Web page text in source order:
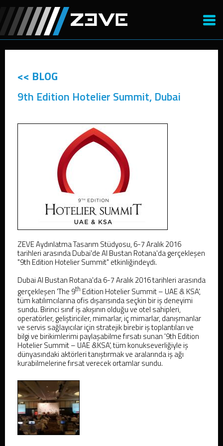
<< BLOG
9th Edition Hotelier Summit, Dubai
ZEVE Aydınlatma Tasarım Stüdyosu, 6-7 Aralık 2016
tarihleri arasında Dubai'de Al Bustan Rotana'da gerçekleşen
"9th Edition Hotelier Summit" etkinliğindeydi.
Dubai Al Bustan Rotana'da 6-7 Aralık 2016 tarihleri arasında
gerçekleşen 'The 9th Edition Hotelier Summit – UAE & KSA',
tüm katılımcılarına ofis dışarısında seçkin bir iş deneyimi
sundu. Birinci sınıf iş akışının olduğu ve otel sahipleri,
operatörler, geliştiriciler, mimarlar, iç mimarlar, danışmanlar
ve servis sağlayıcılar için stratejik birebir iş toplantıları ve
bilgi ve birikimlerimi paylaşabilme fırsatı sunan '9th Edition
Hotelier Summit – UAE &KSA', tüm konukseverliğiyle iş
dünyasındaki aktörleri tanıştırmak ve aralarında iş ağı
kurabilmelerine fırsat verecek ortamlar sundu.